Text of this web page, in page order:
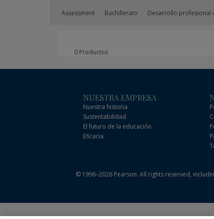
Assessment Bachillerato Desarrollo profesional
0 Productos
NUESTRA EMPRESA
Nuestra historia
Sustentabilidad
El futuro de la educación
Eficacia
© 1996–2026 Pearson. All rights reserved,